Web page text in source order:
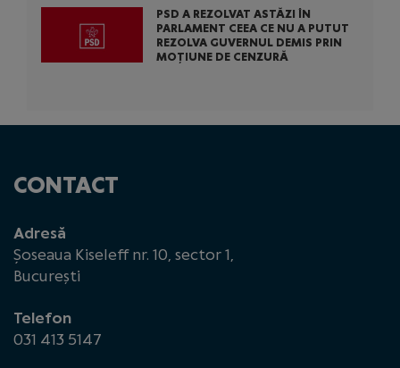
PSD A REZOLVAT ASTĂZI ÎN
PARLAMENT CEEA CE NU A PUTUT
REZOLVA GUVERNUL DEMIS PRIN
MOȚIUNE DE CENZURĂ
CONTACT
Adresă
Șoseaua Kiseleff nr. 10, sector 1,
București
Telefon
031 413 5147